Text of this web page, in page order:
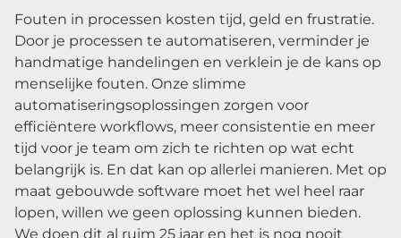
Fouten in processen kosten tijd, geld en frustratie.
Door je processen te automatiseren, verminder je
handmatige handelingen en verklein je de kans op
menselijke fouten. Onze slimme
automatiseringsoplossingen zorgen voor
efficiëntere workflows, meer consistentie en meer
tijd voor je team om zich te richten op wat echt
belangrijk is. En dat kan op allerlei manieren. Met op
maat gebouwde software moet het wel heel raar
lopen, willen we geen oplossing kunnen bieden.
We doen dit al ruim 25 jaar en het is nog nooit